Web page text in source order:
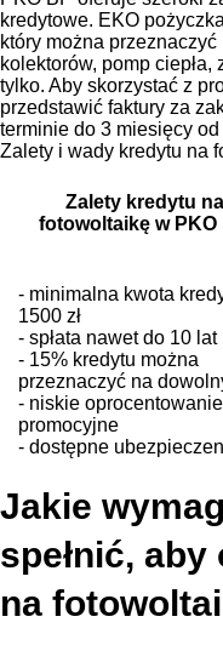
kredytowe. EKO
który można
kolektorów, pomp
tylko. Aby skorzystać z
przedstawić faktury za
terminie do 3 miesięcy
Zalety i wady kredytu na
Zalety kredytu na
fotowoltaikę w PKO
- minimalna kwota
1500 zł
- spłata nawet do 10 lat
- 15% kredytu można
przeznaczyć na
- niskie oprocentowanie
promocyjne
- dostępne
Jakie
spełnić,
na